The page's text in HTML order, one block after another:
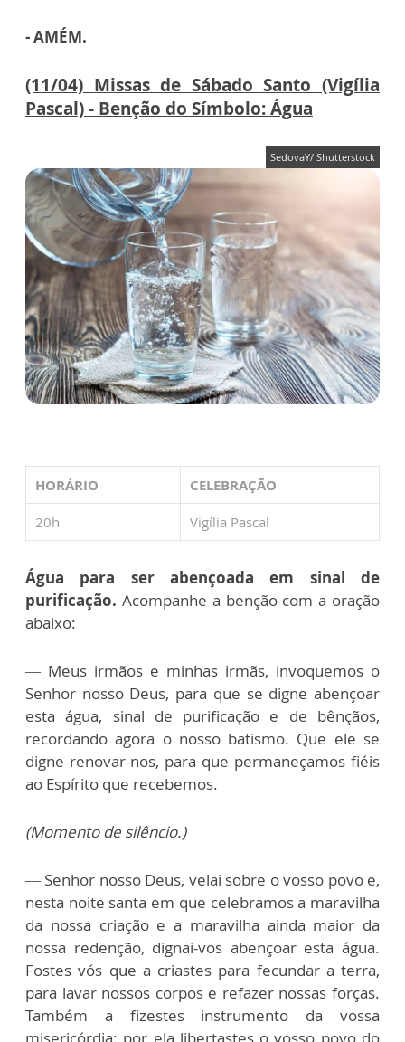
- AMÉM.
(11/04) Missas de Sábado Santo (Vigília
Pascal) - Benção do Símbolo: Água
SedovaY/ Shutterstock
HORÁRIO CELEBRAÇÃO
20h Vigília Pascal
Água para ser abençoada em sinal de
purificação. Acompanhe a benção com a oração
abaixo:
— Meus irmãos e minhas irmãs, invoquemos o
Senhor nosso Deus, para que se digne abençoar
esta água, sinal de purificação e de bênçãos,
recordando agora o nosso batismo. Que ele se
digne renovar-nos, para que permaneçamos fiéis
ao Espírito que recebemos.
(Momento de silêncio.)
— Senhor nosso Deus, velai sobre o vosso povo e,
nesta noite santa em que celebramos a maravilha
da nossa criação e a maravilha ainda maior da
nossa redenção, dignai-vos abençoar esta água.
Fostes vós que a criastes para fecundar a terra,
para lavar nossos corpos e refazer nossas forças.
Também a fizestes instrumento da vossa